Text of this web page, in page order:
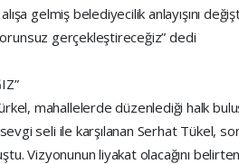
gelmiş belediyecilik anlayışını
gerçekleştireceğiz” dedi
mahallelerde düzenlediği halk
seli ile karşılanan Serhat Tükel,
Vizyonunun liyakat olacağını